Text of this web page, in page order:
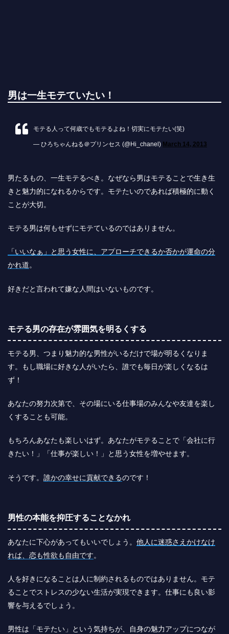
男は一生モテていたい！
モテる人って何歳でもモテるよね！切実にモテたい(笑)
— ひろちゃんねる＠プリンセス (@Hi_chanel) March 14, 2013
男たるもの、一生モテるべき。なぜなら男はモテることで生き生
きと魅力的になれるからです。モテたいのであれば積極的に動く
ことが大切。
モテる男は何もせずにモテているのではありません。
「いいなぁ」と思う女性に、アプローチできるか否かが運命の分
かれ道。
好きだと言われて嫌な人間はいないものです。
モテる男の存在が雰囲気を明るくする
モテる男、つまり魅力的な男性がいるだけで場が明るくなりま
す。もし職場に好きな人がいたら、誰でも毎日が楽しくなるは
ず！
あなたの努力次第で、その場にいる仕事場のみんなや友達を楽し
くすることも可能。
もちろんあなたも楽しいはず。あなたがモテることで「会社に行
きたい！」「仕事が楽しい！」と思う女性を増やせます。
そうです。 誰かの幸せに貢献できるのです！
男性の本能を抑圧することなかれ
あなたに下心があってもいいでしょう。 他人に迷惑さえかけなけ
れば、恋も性欲も自由です 。
人を好きになることは人に制約されるものではありません。モテ
ることでストレスの少ない生活が実現できます。仕事にも良い影
響を与えるでしょう。
男性は「モテたい」という気持ちが、自身の魅力アップにつなが